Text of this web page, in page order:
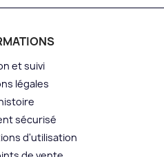
et suivi
légales
sécurisé
d'utilisation